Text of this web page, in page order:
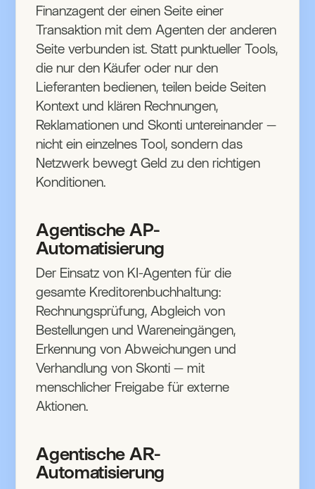
Finanzagent der einen Seite einer
Transaktion mit dem Agenten der anderen
Seite verbunden ist. Statt punktueller Tools,
die nur den Käufer oder nur den
Lieferanten bedienen, teilen beide Seiten
Kontext und klären Rechnungen,
Reklamationen und Skonti untereinander —
nicht ein einzelnes Tool, sondern das
Netzwerk bewegt Geld zu den richtigen
Konditionen.
Agentische AP-
Automatisierung
Der Einsatz von KI-Agenten für die
gesamte Kreditorenbuchhaltung:
Rechnungsprüfung, Abgleich von
Bestellungen und Wareneingängen,
Erkennung von Abweichungen und
Verhandlung von Skonti — mit
menschlicher Freigabe für externe
Aktionen.
Agentische AR-
Automatisierung